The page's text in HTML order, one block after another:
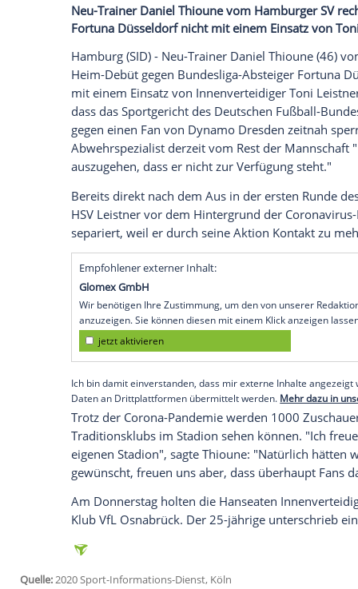
HSV: Leistner gegen Düsseldorf nicht dabei,
17.09.2020 - 18:32 Uhr
Fortuna Düsseldorf nicht mit einem
Hamburg (SID) - Neu-TrainerDaniel
Heim-Debüt gegen Bundesliga-Absteiger
mit einem Einsatz von Innenverteidiger
dass das Sportgericht des Deutschen
gegen einen Fan vonDynamo Dresden
Abwehrspezialist derzeit vom Rest der
Bereits direkt nach dem Aus in der
HSV Leistnervor dem Hintergrund der
separiert, weil er durch seine Aktion
Empfohlener externer Inhalt:
Glomex GmbH
jetzt aktivieren